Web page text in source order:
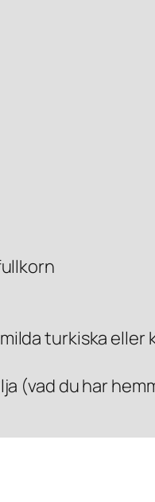
turkiska eller
(vad du har